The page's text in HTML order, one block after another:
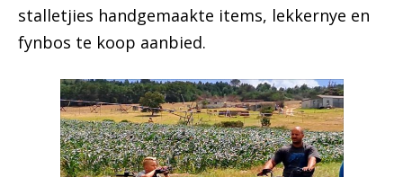
stalletjies handgemaakte items, lekkernye en
fynbos te koop aanbied.